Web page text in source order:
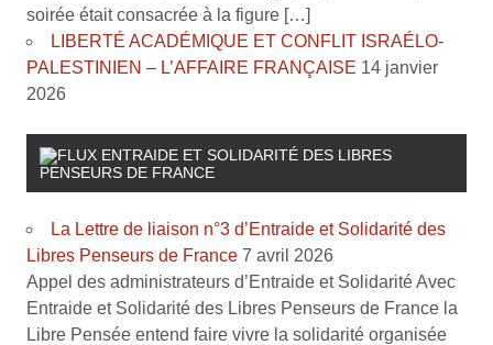
soirée était consacrée à la figure […]
LIBERTÉ ACADÉMIQUE ET CONFLIT ISRAÉLO-
PALESTINIEN – L’AFFAIRE FRANÇAISE 14 janvier
2026
ENTRAIDE ET SOLIDARITÉ DES LIBRES
PENSEURS DE FRANCE
La Lettre de liaison n°3 d’Entraide et Solidarité des
Libres Penseurs de France 7 avril 2026
Appel des administrateurs d’Entraide et Solidarité Avec
Entraide et Solidarité des Libres Penseurs de France la
Libre Pensée entend faire vivre la solidarité organisée